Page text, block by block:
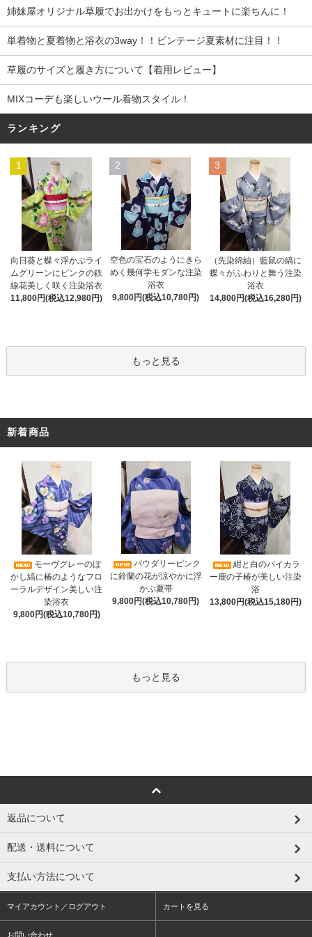
姉妹屋オリジナル草履でお出かけをもっとキュートに楽ちんに！
単着物と夏着物と浴衣の3way！！ビンテージ夏素材に注目！！
草履のサイズと履き方について【着用レビュー】
MIXコーデも楽しいウール着物スタイル！
ランキング
1
向日葵と蝶々浮かぶライ
ムグリーンにピンクの鉄
線花美しく咲く注染浴衣
11,800円(税込12,980円)
2
空色の宝石のようにきら
めく幾何学モダンな注染
浴衣
9,800円(税込10,780円)
3
（先染綿紬）藍鼠の縞に
蝶々がふわりと舞う注染
浴衣
14,800円(税込16,280円)
もっと見る
新着商品
モーヴグレーのぼ
かし縞に椿のようなフロ
ーラルデザイン美しい注
染浴衣
9,800円(税込10,780円)
パウダリーピンク
に鈴蘭の花が涼やかに浮
かぶ夏帯
9,800円(税込10,780円)
紺と白のバイカラ
ー鹿の子椿が美しい注染
浴
13,800円(税込15,180円)
もっと見る
返品について
配送・送料について
支払い方法について
マイアカウント／ログアウト カートを見る
お問い合わせ